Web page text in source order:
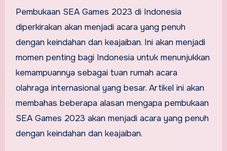
Pembukaan SEA Games 2023 di Indonesia
diperkirakan akan menjadi acara yang penuh
dengan keindahan dan keajaiban. Ini akan menjadi
momen penting bagi Indonesia untuk menunjukkan
kemampuannya sebagai tuan rumah acara
olahraga internasional yang besar. Artikel ini akan
membahas beberapa alasan mengapa pembukaan
SEA Games 2023 akan menjadi acara yang penuh
dengan keindahan dan keajaiban.